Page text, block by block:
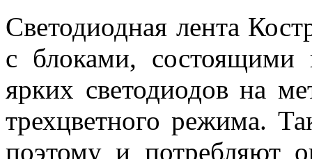
Светодиодная лента
с блоками, состоящими
ярких светодиодов на
трехцветного режима.
поэтому и потребляют